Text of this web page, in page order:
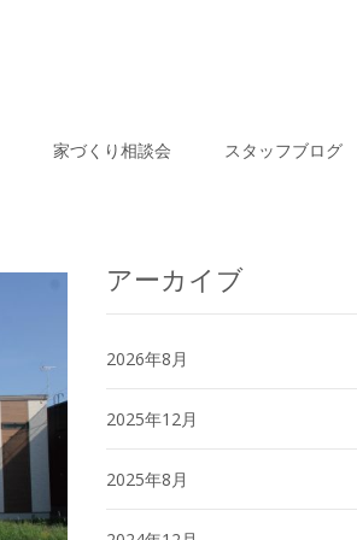
家づくり相談会 スタッフブログ
アーカイブ
2026年8月
2025年12月
2025年8月